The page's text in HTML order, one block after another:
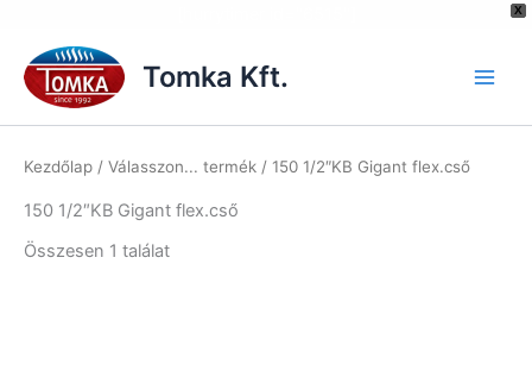
X
content
Tomka Kft.
Kezdőlap / Válasszon... termék / 150 1/2″KB Gigant flex.cső
150 1/2″KB Gigant flex.cső
Összesen 1 találat